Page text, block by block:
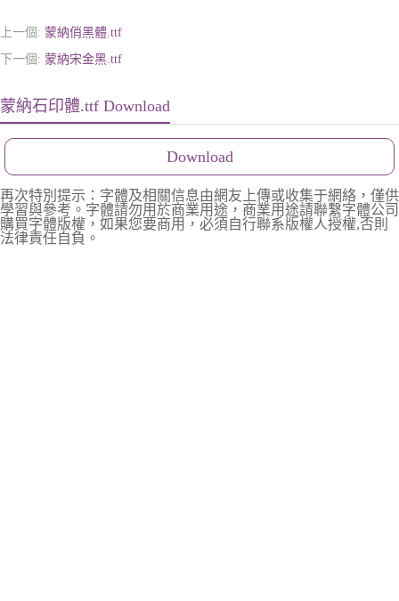
上一個: 蒙納俏黑體.ttf
下一個: 蒙納宋金黑.ttf
蒙納石印體.ttf Download
Download
再次特別提示：字體及相關信息由網友上傳或收集于網絡，僅供
學習與參考。字體請勿用於商業用途，商業用途請聯繫字體公司
購買字體版權，如果您要商用，必須自行聯系版權人授權,否則
法律責任自負。